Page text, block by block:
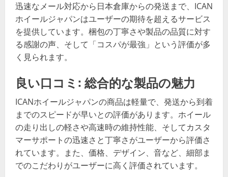
迅速なメール対応から日本倉庫からの発送まで、ICAN
ホイールジャパンはユーザーの期待を超えるサービス
を提供しています。梱包の丁寧さや製品の品質に対す
る感謝の声、そして「コスパが最強」という評価が多
く見られます。
良い口コミ: 総合的な製品の魅力
ICANホイールジャパンの商品は軽量で、発送から到着
までのスピードが早いとの評価があります。ホイール
の走り出しの軽さや高速時の維持性能、そしてカスタ
マーサポートの迅速さと丁寧さがユーザーから評価さ
れています。また、価格、デザイン、音など、細部ま
でのこだわりがユーザーに高く評価されています。